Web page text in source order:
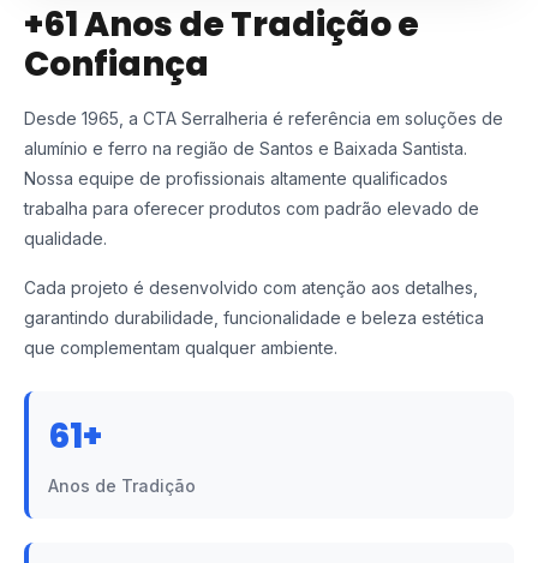
+61 Anos de Tradição e
Confiança
Desde 1965, a CTA Serralheria é referência em soluções de
alumínio e ferro na região de Santos e Baixada Santista.
Nossa equipe de profissionais altamente qualificados
trabalha para oferecer produtos com padrão elevado de
qualidade.
Cada projeto é desenvolvido com atenção aos detalhes,
garantindo durabilidade, funcionalidade e beleza estética
que complementam qualquer ambiente.
61+
Anos de Tradição